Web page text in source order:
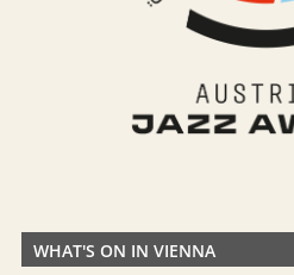
WHAT'S ON IN VIENNA